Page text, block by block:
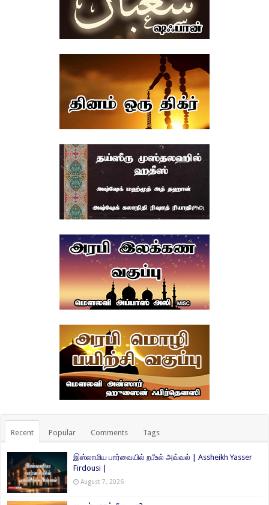
Recent Popular Comments Tags
இஸ்லாமிய பார்வையில் றபீஉல் அவ்வல் | Assheikh Yasser
Firdousi |
August 7, 2026